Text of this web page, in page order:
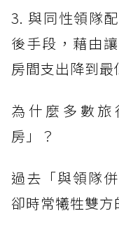
3. 與同性領隊
後手段，藉由
房間支出降到最
為什麼多數
房」？
過去「與領隊
卻時常犧牲雙方